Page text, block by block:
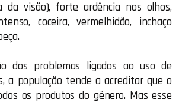
da visão), forte ardência nos olhos,
coceira, vermelhidão, inchaço
dos problemas ligados ao uso de
a população tende a acreditar que o
os produtos do gênero. Mas esse